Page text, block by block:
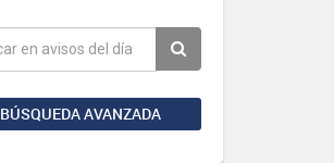
BÚSQUEDA AVANZADA